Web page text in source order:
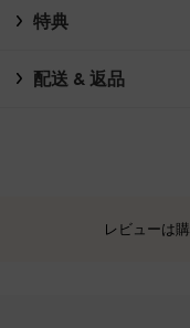
特典
配送 & 返品
レビューは